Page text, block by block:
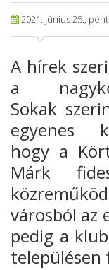
2021. június 25.,
A hírek
a
Sokak
egyenes
hogy a
Márk
városból az
pedig a
településen